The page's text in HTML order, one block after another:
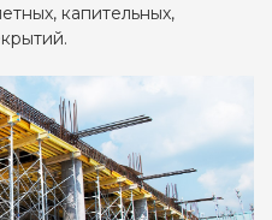
капительных,